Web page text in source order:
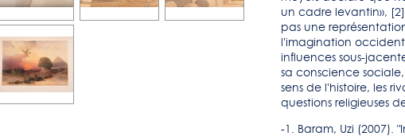
un cadre levantin»,
pas une
l'imagination
influences sous-
sa conscience
sens de l'histoire, les
questions religieuses
-1. Baram, Uzi (2007).